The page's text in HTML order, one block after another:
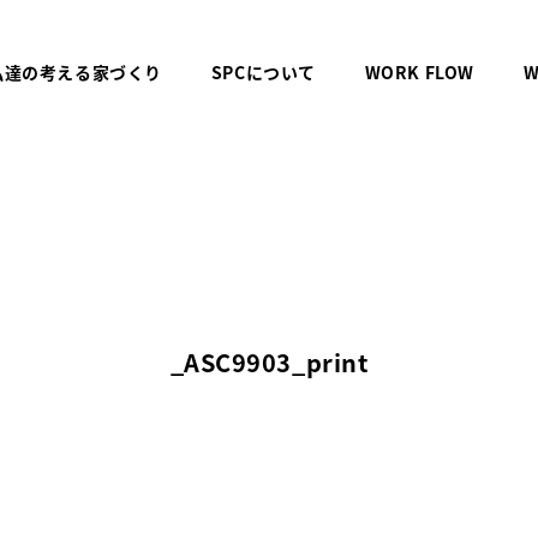
達の考える家づくり SPCについて WORK FLOW
_ASC9903_print